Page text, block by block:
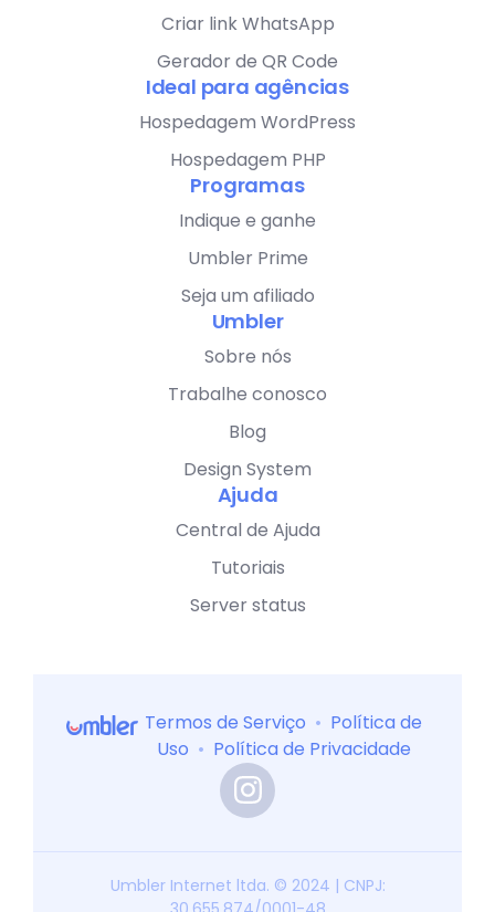
Criar link WhatsApp
Gerador de QR Code
Ideal para agências
Hospedagem WordPress
Hospedagem PHP
Programas
Indique e ganhe
Umbler Prime
Seja um afiliado
Umbler
Sobre nós
Trabalhe conosco
Blog
Design System
Ajuda
Central de Ajuda
Tutoriais
Server status
Termos de Serviço • Política de
Uso • Política de Privacidade
Umbler Internet ltda. © 2024 | CNPJ: